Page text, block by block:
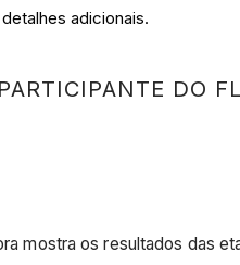
adicionais.
DO
mostra os resultados das